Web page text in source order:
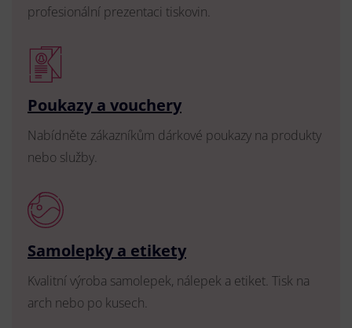
profesionální prezentaci tiskovin.
Poukazy a vouchery
Nabídněte zákazníkům dárkové poukazy na produkty
nebo služby.
Samolepky a etikety
Kvalitní výroba samolepek, nálepek a etiket. Tisk na
arch nebo po kusech.